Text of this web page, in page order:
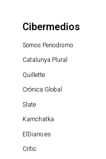
Cibermedios
Somos Periodismo
Catalunya Plural
Quillette
Crónica Global
Slate
Kamchatka
ElDiario.es
Crític